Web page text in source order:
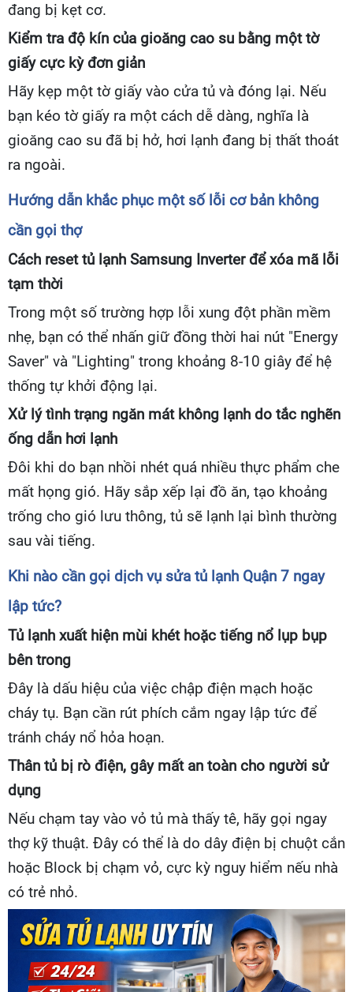
đang bị kẹt cơ.
Kiểm tra độ kín của gioăng cao su bằng một tờ
giấy cực kỳ đơn giản
Hãy kẹp một tờ giấy vào cửa tủ và đóng lại. Nếu
bạn kéo tờ giấy ra một cách dễ dàng, nghĩa là
gioăng cao su đã bị hở, hơi lạnh đang bị thất thoát
ra ngoài.
Hướng dẫn khắc phục một số lỗi cơ bản không
cần gọi thợ
Cách reset tủ lạnh Samsung Inverter để xóa mã lỗi
tạm thời
Trong một số trường hợp lỗi xung đột phần mềm
nhẹ, bạn có thể nhấn giữ đồng thời hai nút "Energy
Saver" và "Lighting" trong khoảng 8-10 giây để hệ
thống tự khởi động lại.
Xử lý tình trạng ngăn mát không lạnh do tắc nghẽn
ống dẫn hơi lạnh
Đôi khi do bạn nhồi nhét quá nhiều thực phẩm che
mất họng gió. Hãy sắp xếp lại đồ ăn, tạo khoảng
trống cho gió lưu thông, tủ sẽ lạnh lại bình thường
sau vài tiếng.
Khi nào cần gọi dịch vụ sửa tủ lạnh Quận 7 ngay
lập tức?
Tủ lạnh xuất hiện mùi khét hoặc tiếng nổ lụp bụp
bên trong
Đây là dấu hiệu của việc chập điện mạch hoặc
cháy tụ. Bạn cần rút phích cắm ngay lập tức để
tránh cháy nổ hỏa hoạn.
Thân tủ bị rò điện, gây mất an toàn cho người sử
dụng
Nếu chạm tay vào vỏ tủ mà thấy tê, hãy gọi ngay
thợ kỹ thuật. Đây có thể là do dây điện bị chuột cắn
hoặc Block bị chạm vỏ, cực kỳ nguy hiểm nếu nhà
có trẻ nhỏ.